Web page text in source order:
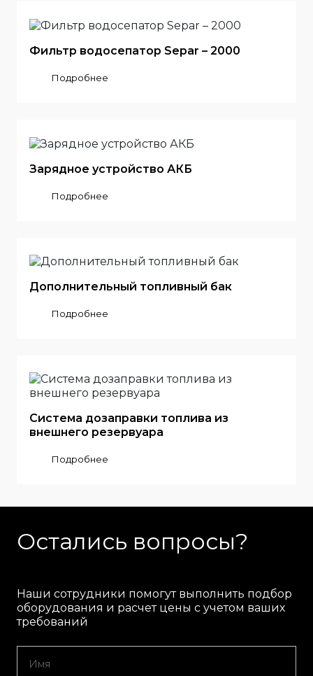
Фильтр водосепатор Separ – 2000
Подробнее
Зарядное устройство АКБ
Подробнее
Дополнительный топливный бак
Подробнее
Система дозаправки топлива из
внешнего резервуара
Подробнее
Остались вопросы?
Наши сотрудники помогут выполнить подбор
оборудования и расчет цены с учетом ваших
требований